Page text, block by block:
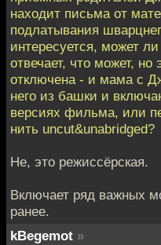
находит письма от
подлатывания
интересуется, может
отвечает, что может, но
отключена - и мама с
него из башки и
версиях фильма, или
нить uncut&unabridged?
Не, это режиссёрская.
Включает ряд важных
ранее.
kBegemot »